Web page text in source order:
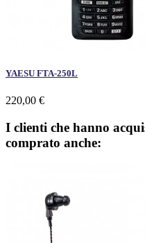
YAESU FTA-250L
220,00 €
I clienti che hanno
comprato anche: